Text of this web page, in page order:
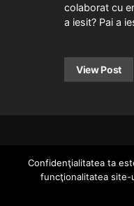
colaborat cu
a iesit? Pai a
View Post
Since 2005
Confidenţialitatea ta
funcţionalitatea site-